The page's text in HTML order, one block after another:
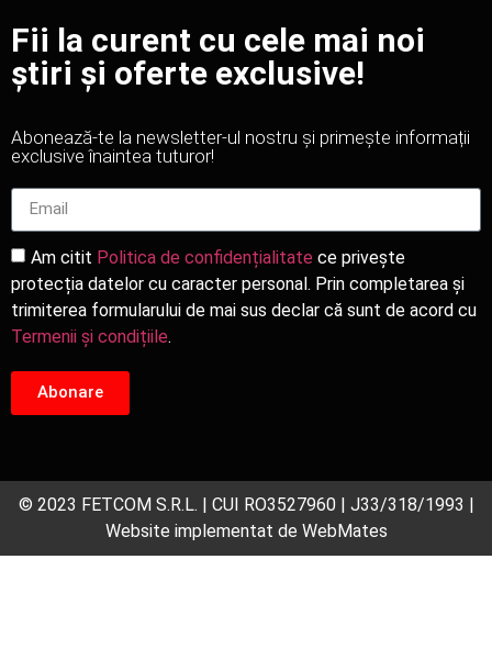
Fii la curent cu cele mai noi
știri și oferte exclusive!
Abonează-te la newsletter-ul nostru și primește informații
exclusive înaintea tuturor!
Am citit Politica de confidențialitate ce privește
protecția datelor cu caracter personal. Prin completarea și
trimiterea formularului de mai sus declar că sunt de acord cu
Termenii și condițiile.
Abonare
© 2023 FETCOM S.R.L. | CUI RO3527960 | J33/318/1993 |
Website implementat de WebMates